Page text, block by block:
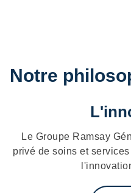
Notre
Le Groupe Ramsay
privé de soins et